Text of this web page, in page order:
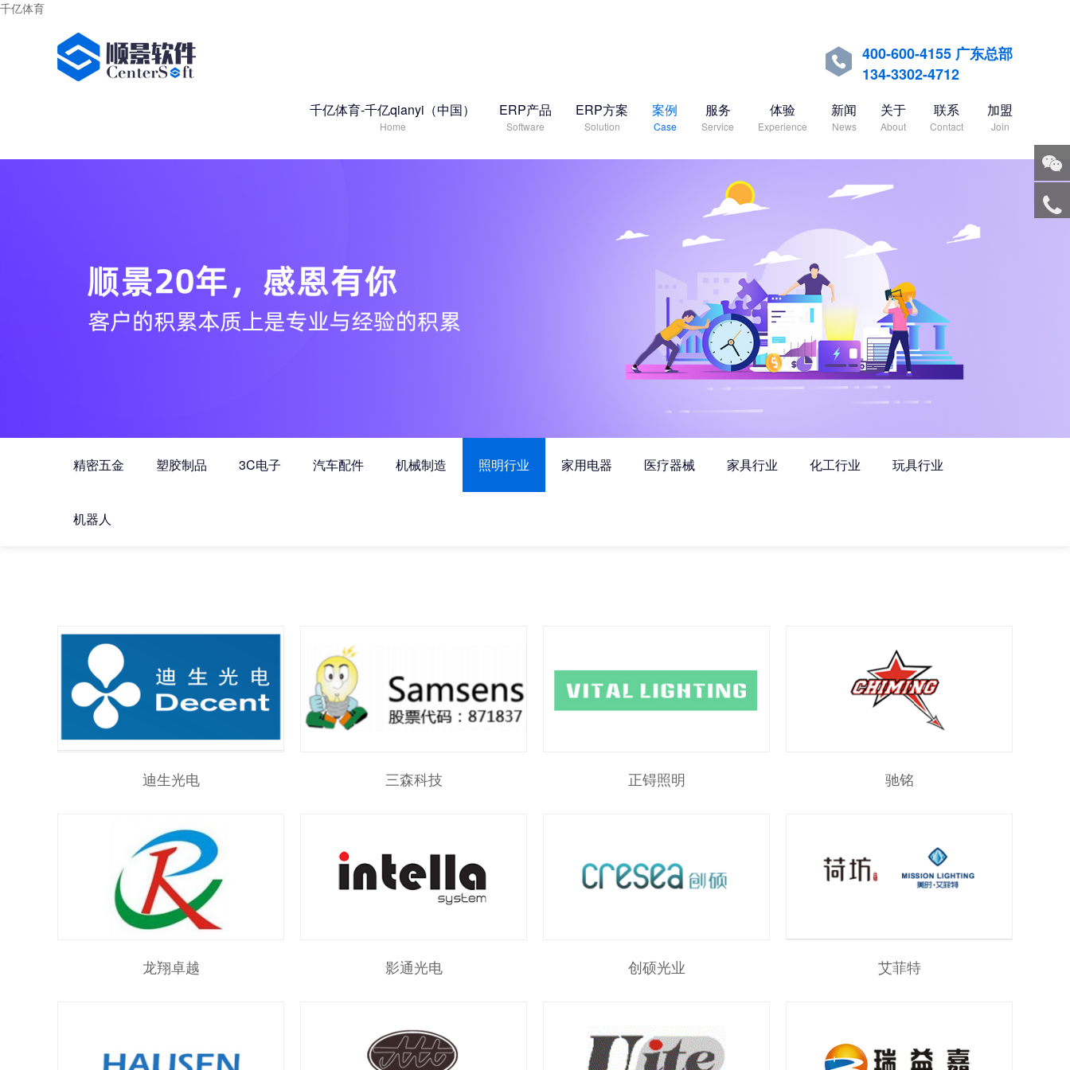
千亿体育

400-600-4155 广东总部
134-3302-4712
千亿体育-千亿qianyi（中国）
Home
ERP产品
Software
ERP方案
Solution
案例
Case
服务
Service
体验
Experience
新闻
News
关于
About
联系
Contact
加盟
Join
精密五金 塑胶制品 3C电子 汽车配件 机械制造 照明行业 家用电器 医疗器械 家具行业 化工行业 玩具行业
机器人
迪生光电 三森科技 正锝照明 驰铭
龙翔卓越 影通光电 创硕光业 艾菲特
微信